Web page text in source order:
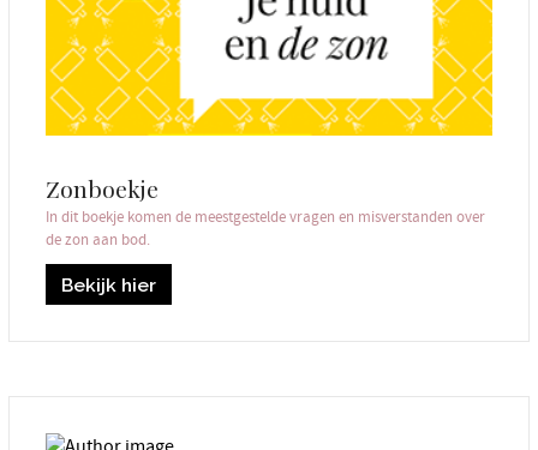
Zonboekje
In dit boekje komen de meestgestelde vragen en misverstanden over
de zon aan bod.
Bekijk hier